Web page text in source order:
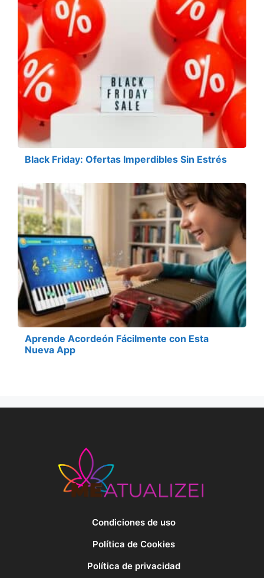
Black Friday: Ofertas Imperdibles Sin Estrés
Aprende Acordeón Fácilmente con Esta
Nueva App
Condiciones de uso
Política de Cookies
Política de privacidad